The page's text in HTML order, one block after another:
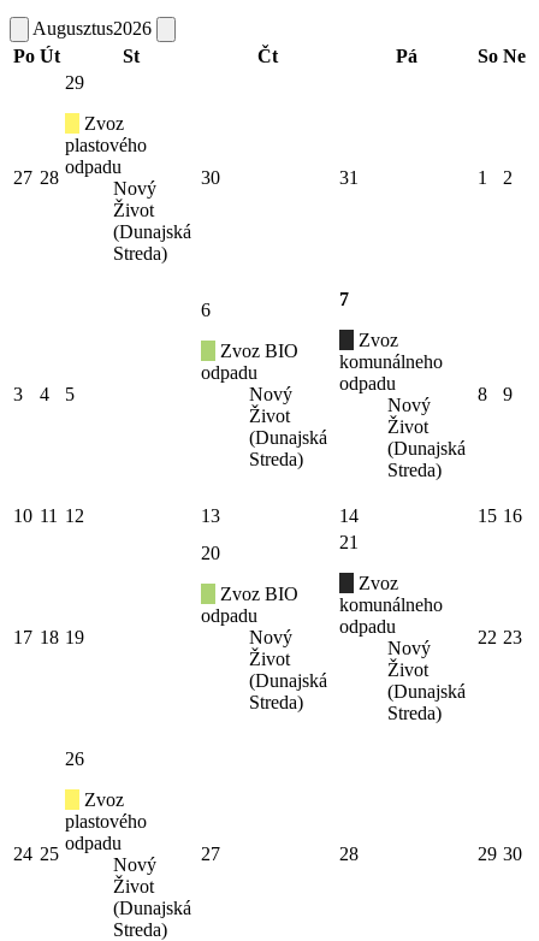
Augusztus2026
Po Út St Čt Pá So Ne
27 28
29
Zvoz
plastového
odpadu
Nový
Život
(Dunajská
Streda)
30 31 1 2
3 4 5
6
Zvoz BIO
odpadu
Nový
Život
(Dunajská
Streda)
7
Zvoz
komunálneho
odpadu
Nový
Život
(Dunajská
Streda)
8 9
10 11 12 13 14 15 16
17 18 19
20
Zvoz BIO
odpadu
Nový
Život
(Dunajská
Streda)
21
Zvoz
komunálneho
odpadu
Nový
Život
(Dunajská
Streda)
22 23
24 25
26
Zvoz
plastového
odpadu
Nový
Život
(Dunajská
Streda)
27 28 29 30